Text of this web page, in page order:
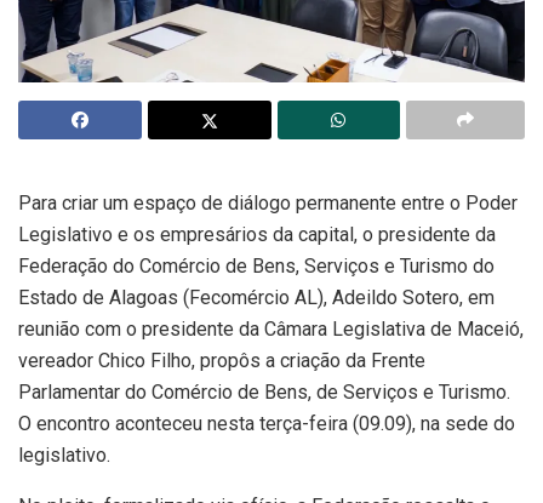
Para criar um espaço de diálogo permanente entre o Poder
Legislativo e os empresários da capital, o presidente da
Federação do Comércio de Bens, Serviços e Turismo do
Estado de Alagoas (Fecomércio AL), Adeildo Sotero, em
reunião com o presidente da Câmara Legislativa de Maceió,
vereador Chico Filho, propôs a criação da Frente
Parlamentar do Comércio de Bens, de Serviços e Turismo.
O encontro aconteceu nesta terça-feira (09.09), na sede do
legislativo.